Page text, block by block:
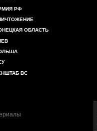
РФ
ОБЛАСТЬ
ВС